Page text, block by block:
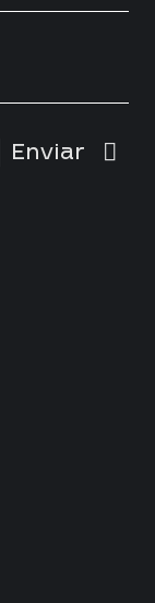
Enviar